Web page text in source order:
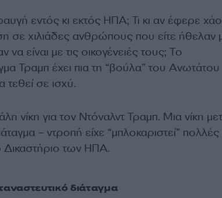
εντός κι εκτός ΗΠΑ; Τι κι αν έφερε
σε χιλιάδες ανθρώπους που είτε ήθελαν
να είναι με τις οικογένειές τους; Το
Τραμπ έχει πια τη “βούλα” του Ανωτάτου
τεθεί σε ισχύ.
νίκη για τον Ντόναλντ Τραμπ. Μια νίκη
– ντροπή είχε “μπλοκαριστεί”
Δικαστήριο των ΗΠΑ.
διάταγμα